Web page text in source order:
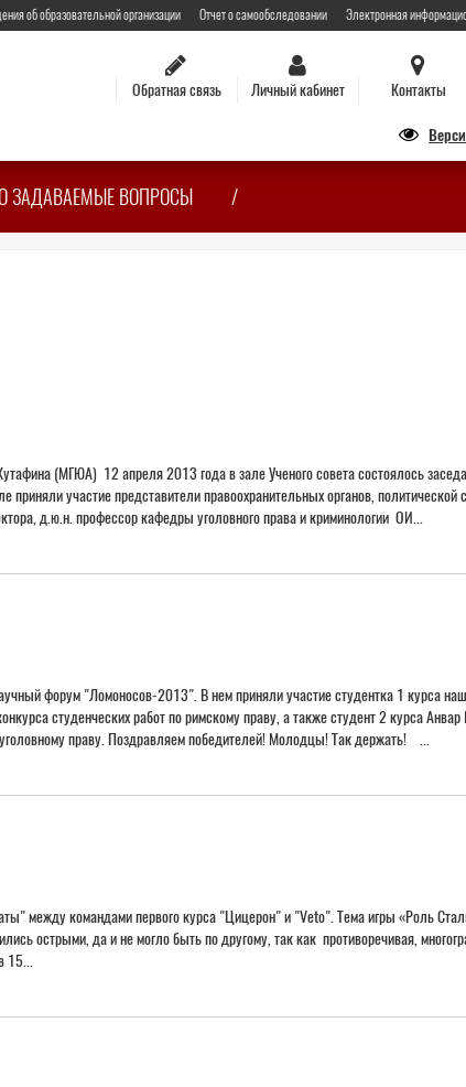
об образовательной организации Отчет о самообследовании Электронная
Обратная связь Личный кабинет Контакты
ЗАДАВАЕМЫЕ ВОПРОСЫ
(МГЮА) 12 апреля 2013 года в зале Ученого совета состоялось
участие представители правоохранительных органов,
д.ю.н. профессор кафедры уголовного права и криминологии ОИ...
форум "Ломоносов-2013". В нем приняли участие студентка 1 курса
студенческих работ по римскому праву, а также студент 2 курса
праву. Поздравляем победителей! Молодцы! Так держать! ...
между командами первого курса "Цицерон" и "Veto". Тема игры «Роль
острыми, да и не могло быть по другому, так как противоречивая,
15...